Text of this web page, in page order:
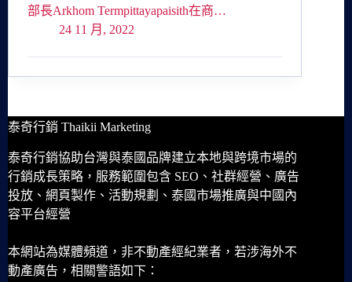
部長Arkhom Termpittayapaisith在商…
24 11 月, 2022
泰奇行銷 Thaikii Marketing
泰奇行銷協助台灣與泰國品牌建立本地與跨境市場的
行銷成長策略，服務範圍包含 SEO、社群經營、廣告
投放、網頁製作、活動規劃、泰國市場推廣與中國內
容平台經營
本網站為媒體頻道，非不動產經紀業者，若涉海外不
動產廣告，相關警語如下：